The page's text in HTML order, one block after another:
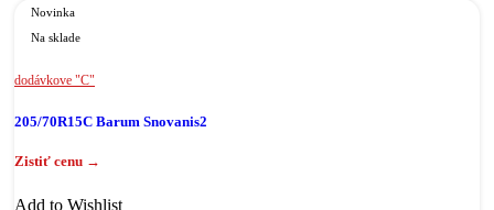
Novinka
Na sklade
dodávkove "C"
205/70R15C Barum Snovanis2
Add to Wishlist